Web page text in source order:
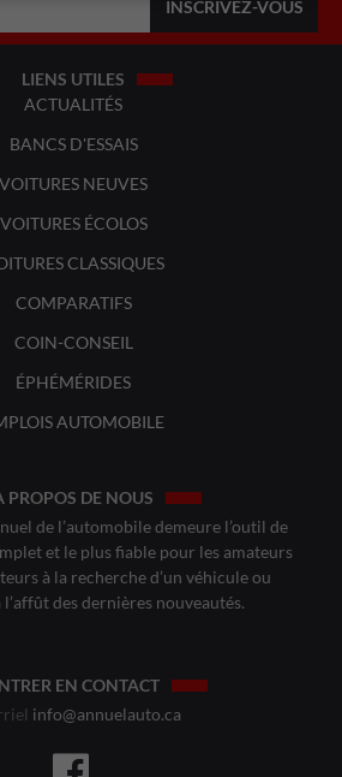
LIENS UTILES
ACTUALITÉS
BANCS D'ESSAIS
VOITURES NEUVES
VOITURES ÉCOLOS
CLASSIQUES
COMPARATIFS
COIN-CONSEIL
ÉPHÉMÉRIDES
AUTOMOBILE
PROPOS DE NOUS
de l’automobile demeure l’outil de
et le plus fiable pour les amateurs
à la recherche d’un véhicule ou
des dernières nouveautés.
EN CONTACT
info@annuelauto.ca